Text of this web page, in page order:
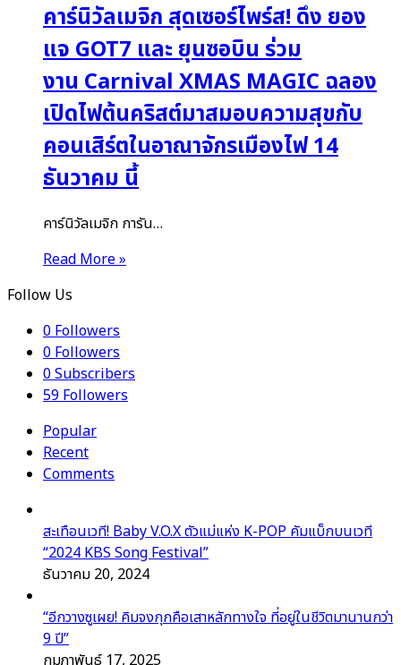
คาร์นิวัลเมจิก สุดเซอร์ไพร์ส! ดึง ยอง
แจ GOT7 และ ยุนซอบิน ร่วม
งาน Carnival XMAS MAGIC ฉลอง
เปิดไฟต้นคริสต์มาสมอบความสุขกับ
คอนเสิร์ตในอาณาจักรเมืองไฟ 14
ธันวาคม นี้
คาร์นิวัลเมจิก การัน…
Read More »
Follow Us
0 Followers
0 Followers
0Subscribers
59 Followers
Popular
Recent
Comments
สะเทือนเวที! Baby V.O.X ตัวแม่แห่ง K-POP คัมแบ็กบนเวที
“2024 KBS Song Festival”
ธันวาคม 20, 2024
“อีกวางซูเผย! คิมจงกุกคือเสาหลักทางใจ ที่อยู่ในชีวิตมานานกว่า
9 ปี”
กุมภาพันธ์ 17, 2025